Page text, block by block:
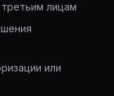
лицам
или